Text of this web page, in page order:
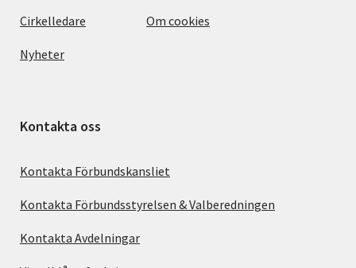
Cirkelledare
Nyheter
Om cookies
Kontakta oss
Kontakta Förbundskansliet
Kontakta Förbundsstyrelsen & Valberedningen
Kontakta Avdelningar